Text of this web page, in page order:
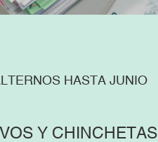
HASTA JUNIO
Y CHINCHETAS